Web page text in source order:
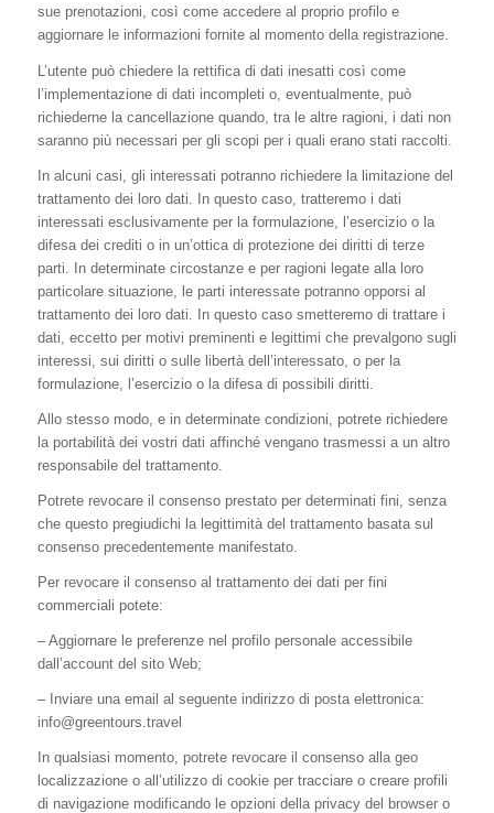
sue prenotazioni, così come accedere al proprio profilo e
aggiornare le informazioni fornite al momento della registrazione.
L’utente può chiedere la rettifica di dati inesatti così come
l’implementazione di dati incompleti o, eventualmente, può
richiederne la cancellazione quando, tra le altre ragioni, i dati non
saranno più necessari per gli scopi per i quali erano stati raccolti.
In alcuni casi, gli interessati potranno richiedere la limitazione del
trattamento dei loro dati. In questo caso, tratteremo i dati
interessati esclusivamente per la formulazione, l’esercizio o la
difesa dei crediti o in un’ottica di protezione dei diritti di terze
parti. In determinate circostanze e per ragioni legate alla loro
particolare situazione, le parti interessate potranno opporsi al
trattamento dei loro dati. In questo caso smetteremo di trattare i
dati, eccetto per motivi preminenti e legittimi che prevalgono sugli
interessi, sui diritti o sulle libertà dell’interessato, o per la
formulazione, l’esercizio o la difesa di possibili diritti.
Allo stesso modo, e in determinate condizioni, potrete richiedere
la portabilità dei vostri dati affinché vengano trasmessi a un altro
responsabile del trattamento.
Potrete revocare il consenso prestato per determinati fini, senza
che questo pregiudichi la legittimità del trattamento basata sul
consenso precedentemente manifestato.
Per revocare il consenso al trattamento dei dati per fini
commerciali potete:
– Aggiornare le preferenze nel profilo personale accessibile
dall’account del sito Web;
– Inviare una email al seguente indirizzo di posta elettronica:
info@greentours.travel
In qualsiasi momento, potrete revocare il consenso alla geo
localizzazione o all’utilizzo di cookie per tracciare o creare profili
di navigazione modificando le opzioni della privacy del browser o